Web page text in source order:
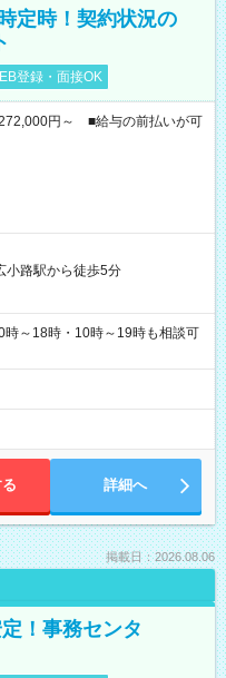
定時！契約状況の
登録・面接OK
円～ ■給与の前払いが可
小路駅から徒歩5分
～18時・10時～19時も相談可
詳細へ
掲載日：2026.08.06
！事務センタ